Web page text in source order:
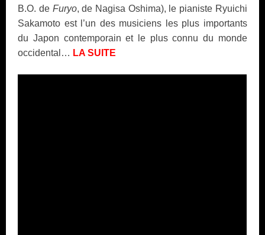
B.O. de Furyo, de Nagisa Oshima), le pianiste Ryuichi
Sakamoto est l’un des musiciens les plus importants
du Japon contemporain et le plus connu du monde
occidental… LA SUITE